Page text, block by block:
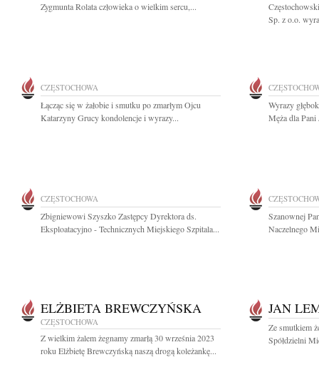
Zygmunta Rolata człowieka o wielkim sercu,...
Sp. z o.o.
CZĘSTOCHOWA
Łącząc się w żałobie i smutku po zmarłym Ojcu
Katarzyny Grucy kondolencje i wyrazy...
Wyrazy
Męża dla Pani
CZĘSTOCHOWA
Zbigniewowi Szyszko Zastępcy Dyrektora ds.
Eksploatacyjno - Technicznych Miejskiego Szpitala...
Szanownej
Naczelnego
ELŻBIETA BREWCZYŃSKA
CZĘSTOCHOWA
Z wielkim żalem żegnamy zmarłą 30 września 2023
roku Elżbietę Brewczyńską naszą drogą koleżankę...
JAN
Ze smutkiem
Spółdzielni